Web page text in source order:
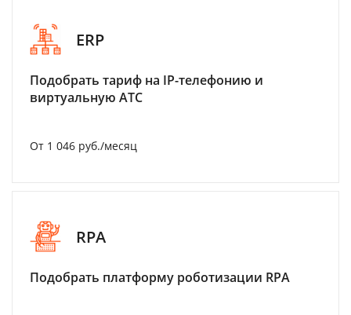
ERP
Подобрать тариф на IP-телефонию и
виртуальную АТС
От 1 046 руб./месяц
RPA
Подобрать платформу роботизации RPA